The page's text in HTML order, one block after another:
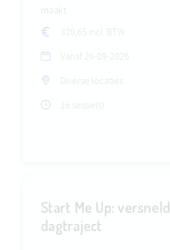
maakt.
320,65 incl. BTW
Vanaf 26-09-2026
Diverse locaties
16 sessie(s)
Start Me Up: versneld
dagtraject